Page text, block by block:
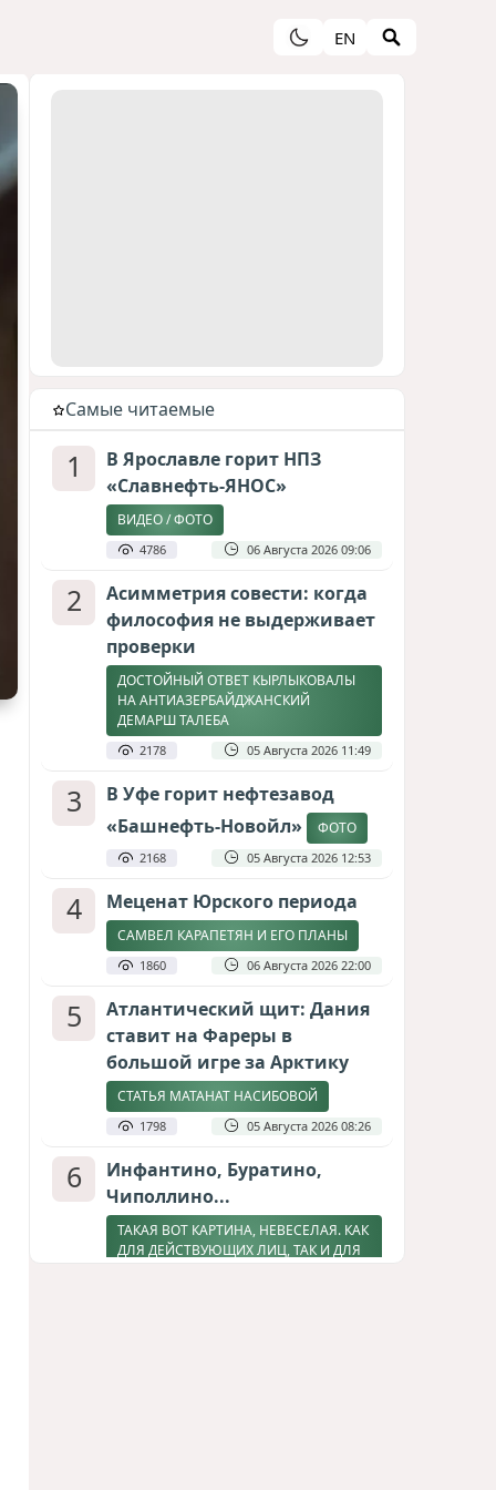
EN
Cамые читаемые
1
В Ярославле горит НПЗ
«Славнефть-ЯНОС»
ВИДЕО / ФОТО
4786 06 Августа 2026 09:06
2
Асимметрия совести: когда
философия не выдерживает
проверки
ДОСТОЙНЫЙ ОТВЕТ КЫРЛЫКОВАЛЫ
НА АНТИАЗЕРБАЙДЖАНСКИЙ
ДЕМАРШ ТАЛЕБА
2178 05 Августа 2026 11:49
3
В Уфе горит нефтезавод
«Башнефть-Новойл»
ФОТО
2168 05 Августа 2026 12:53
4 Меценат Юрского периода
САМВЕЛ КАРАПЕТЯН И ЕГО ПЛАНЫ
1860 06 Августа 2026 22:00
5
Атлантический щит: Дания
ставит на Фареры в
большой игре за Арктику
СТАТЬЯ МАТАНАТ НАСИБОВОЙ
1798 05 Августа 2026 08:26
6
Инфантино, Буратино,
Чиполлино...
ТАКАЯ ВОТ КАРТИНА, НЕВЕСЕЛАЯ. КАК
ДЛЯ ДЕЙСТВУЮЩИХ ЛИЦ, ТАК И ДЛЯ